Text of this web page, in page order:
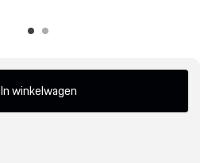
In winkelwagen